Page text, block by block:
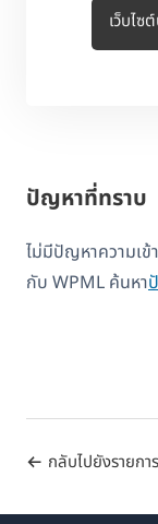
เว็บไซ
ปัญหาที่ทราบ
ไม่มีปัญหาความเข้
กับ WPML ค้นหา
กลับไปยังรายก